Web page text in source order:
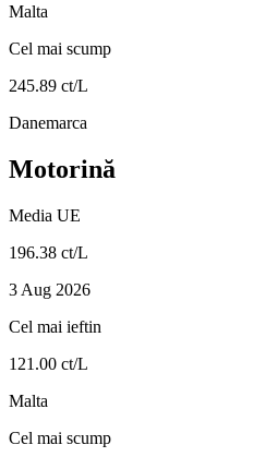
Malta
Cel mai scump
245.89 ct/L
Danemarca
Motorină
Media UE
196.38 ct/L
3 Aug 2026
Cel mai ieftin
121.00 ct/L
Malta
Cel mai scump